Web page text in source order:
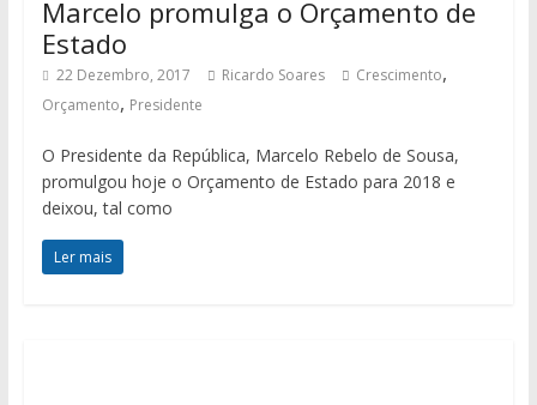
Marcelo promulga o Orçamento de
Estado
22 Dezembro, 2017 Ricardo Soares Crescimento,
Orçamento, Presidente
O Presidente da República, Marcelo Rebelo de Sousa,
promulgou hoje o Orçamento de Estado para 2018 e
deixou, tal como
Ler mais